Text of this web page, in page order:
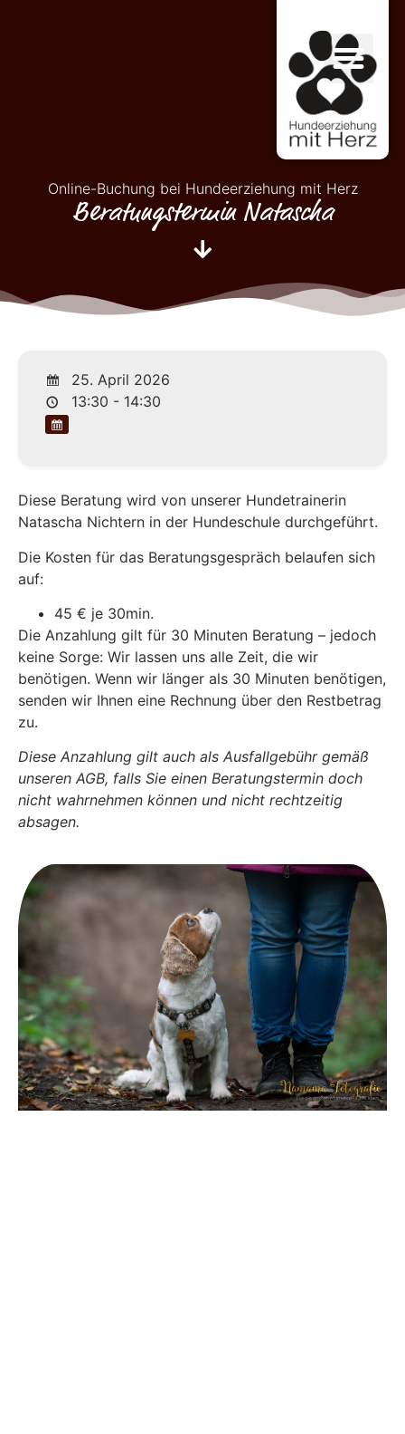
Online-Buchung bei Hundeerziehung mit Herz
Beratungstermin Natascha
25. April 2026
13:30 - 14:30
Diese Beratung wird von unserer Hundetrainerin
Natascha Nichtern in der Hundeschule durchgeführt.
Die Kosten für das Beratungsgespräch belaufen sich
auf:
45 € je 30min.
Die Anzahlung gilt für 30 Minuten Beratung – jedoch
keine Sorge: Wir lassen uns alle Zeit, die wir
benötigen. Wenn wir länger als 30 Minuten benötigen,
senden wir Ihnen eine Rechnung über den Restbetrag
zu.
Diese Anzahlung gilt auch als Ausfallgebühr gemäß
unseren AGB, falls Sie einen Beratungstermin doch
nicht wahrnehmen können und nicht rechtzeitig
absagen.